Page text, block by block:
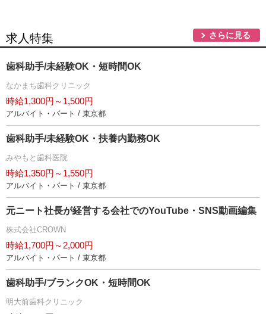
求人特集 さらに見る
歯科助手/未経験OK・短時間OK
なかまち歯科クリニック
時給1,300円～1,500円
アルバイト・パート / 東京都
歯科助手/未経験OK・扶養内勤務OK
みやもと歯科医院
時給1,350円～1,550円
アルバイト・パート / 東京都
元ニート社長が経営する会社でのYouTube・SNS動画編集
株式会社CROWN
時給1,700円～2,000円
アルバイト・パート / 東京都
歯科助手/ブランクOK・短時間OK
明大前歯科クリニック